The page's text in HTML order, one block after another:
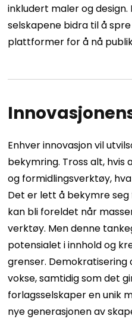
inkludert maler og design.
selskapene bidra til å
plattformer for å nå
Enhver innovasjon vil
bekymring. Tross alt, hvis
og formidlingsverktøy,
Det er lett å bekymre
kan bli foreldet når
verktøy. Men denne
potensialet i innhold og
grenser. Demokratisering
vokse, samtidig som det
forlagsselskaper en unik
nye generasjonen av